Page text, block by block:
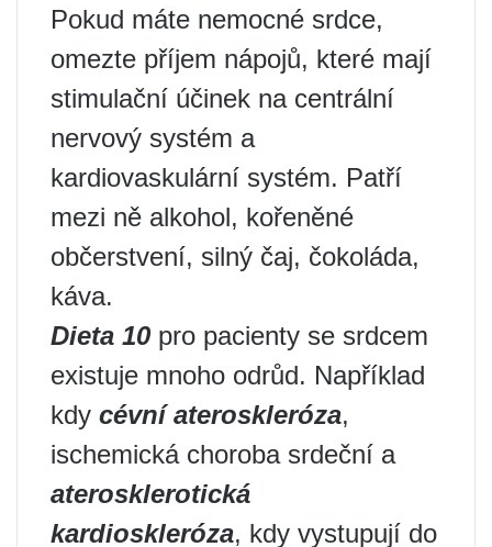
Pokud máte nemocné srdce,
omezte příjem nápojů, které mají
stimulační účinek na centrální
nervový systém a
kardiovaskulární systém. Patří
mezi ně alkohol, kořeněné
občerstvení, silný čaj, čokoláda,
káva.
Dieta 10 pro pacienty se srdcem
existuje mnoho odrůd. Například
kdy cévní ateroskleróza,
ischemická choroba srdeční a
aterosklerotická
kardioskleróza, kdy vystupují do